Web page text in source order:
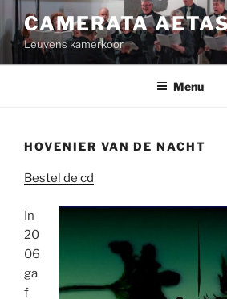
Spring
naar
de
inhoud
CAMERATA
Leuvens kamerkoor
Menu
HOVENIER VAN DE NACHT
Bestel de cd
In
20
06
ga
f